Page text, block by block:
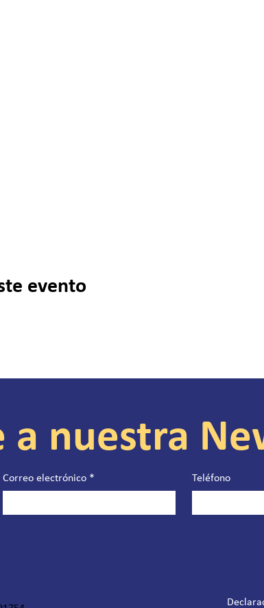
evento
a nuestra
Correo electrónico * Teléfono